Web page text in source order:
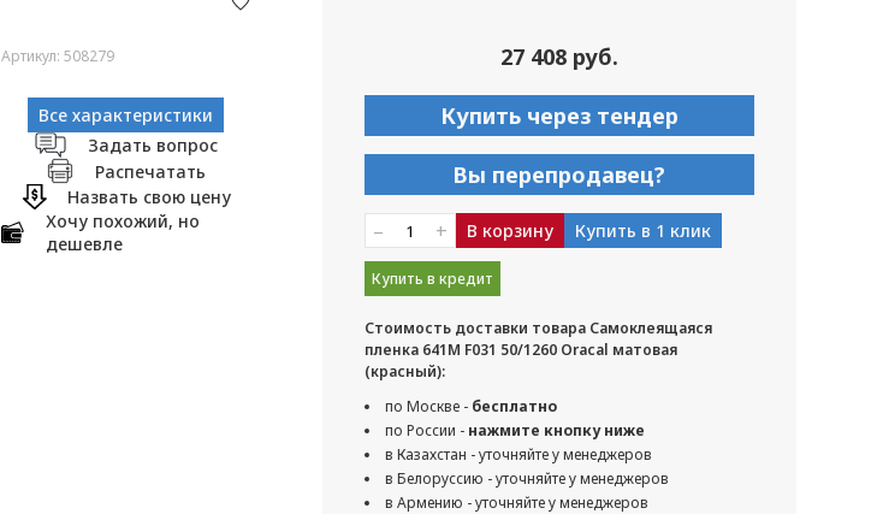
Артикул: 508279
Все характеристики
Задать вопрос
Распечатать
Назвать свою цену
Хочу похожий, но
дешевле
27 408 руб.
Купить через тендер
Вы перепродавец?
– + В корзину Купить в 1 клик
Купить в кредит
Стоимость доставки товара Самоклеящаяся
пленка 641M F031 50/1260 Oracal матовая
(красный):
по Москве - бесплатно
по России - нажмите кнопку ниже
в Казахстан - уточняйте у менеджеров
в Белоруссию - уточняйте у менеджеров
в Армению - уточняйте у менеджеров